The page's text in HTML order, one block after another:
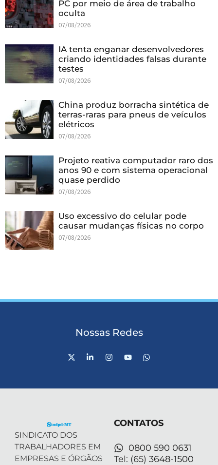
PC por meio de área de trabalho
oculta
07/08/2026
IA tenta enganar desenvolvedores
criando identidades falsas durante
testes
07/08/2026
China produz borracha sintética de
terras-raras para pneus de veículos
elétricos
07/08/2026
Projeto reativa computador raro dos
anos 90 e com sistema operacional
quase perdido
07/08/2026
Uso excessivo do celular pode
causar mudanças físicas no corpo
07/08/2026
Nossas Redes
X
-
L
i
I
n
Y
o
W
h
SINDICATO DOS
TRABALHADORES EM
EMPRESAS E ÓRGÃOS
CONTATOS
0800 590 0631
Tel: (65) 3648-1500